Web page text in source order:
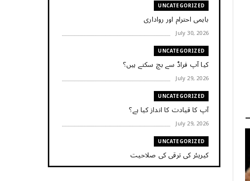
UNCATEGORIZED
باہمی احترام اور رواداری
July 30, 2026
UNCATEGORIZED
کیا آپ فراڈ سے بچ سکتے ہیں؟
July 29, 2026
UNCATEGORIZED
آپ کا قیادت کا انداز کیا ہے؟
July 29, 2026
UNCATEGORIZED
کیریئر کی ترقی کی صلاحیت
July 29, 2026